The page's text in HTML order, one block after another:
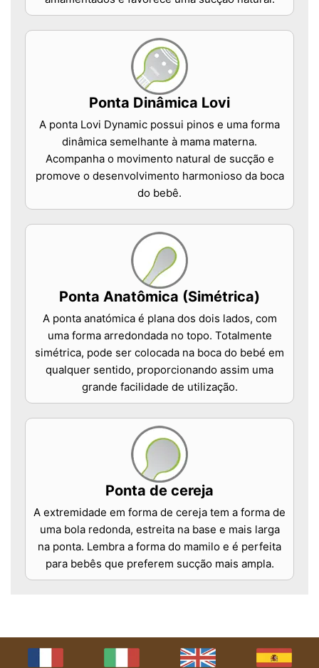
Ponta Dinâmica Lovi
A ponta Lovi Dynamic possui pinos e uma forma
dinâmica semelhante à mama materna.
Acompanha o movimento natural de sucção e
promove o desenvolvimento harmonioso da boca
do bebê.
Ponta Anatômica (Simétrica)
A ponta anatómica é plana dos dois lados, com
uma forma arredondada no topo. Totalmente
simétrica, pode ser colocada na boca do bebé em
qualquer sentido, proporcionando assim uma
grande facilidade de utilização.
Ponta de cereja
A extremidade em forma de cereja tem a forma de
uma bola redonda, estreita na base e mais larga
na ponta. Lembra a forma do mamilo e é perfeita
para bebês que preferem sucção mais ampla.